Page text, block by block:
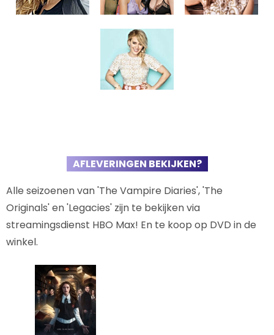
AFLEVERINGEN BEKIJKEN?
Alle seizoenen van 'The Vampire Diaries', 'The
Originals' en 'Legacies' zijn te bekijken via
streamingsdienst HBO Max! En te koop op DVD in de
winkel.